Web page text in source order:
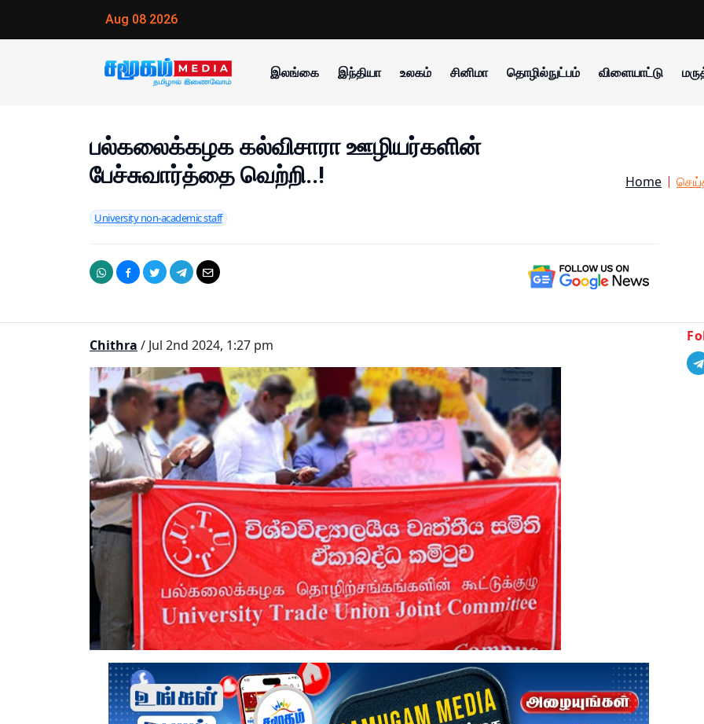
Aug 08 2026
இலங்கை இந்தியா உலகம் சினிமா தொழில்நுட்பம் விளையாட்டு
பல்கலைக்கழக கல்விசாரா ஊழியர்களின்
பேச்சுவார்த்தை வெற்றி..!
University non-academic staff
Home
Chithra / Jul 2nd 2024, 1:27 pm